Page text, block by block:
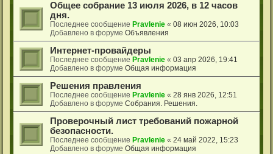
Общее собрание 13 июля 2026, в 12 часов
дня.
Последнее сообщение Pravlenie « 08 июн 2026, 10:03
Добавлено в форуме Объявления
Интернет-провайдеры
Последнее сообщение Pravlenie « 03 апр 2026, 19:41
Добавлено в форуме Общая информация
Решения правления
Последнее сообщение Pravlenie « 28 янв 2026, 12:51
Добавлено в форуме Собрания. Решения.
Проверочный лист требований пожарной
безопасности.
Последнее сообщение Pravlenie « 24 май 2022, 15:23
Добавлено в форуме Общая информация